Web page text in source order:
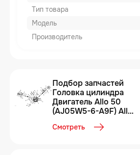
Тип товара
Модель
Производитель
Подбор запчастей
Головка цилиндра
Двигатель Allo 50
(AJ05W5-6-A9F) Allo
Смотреть